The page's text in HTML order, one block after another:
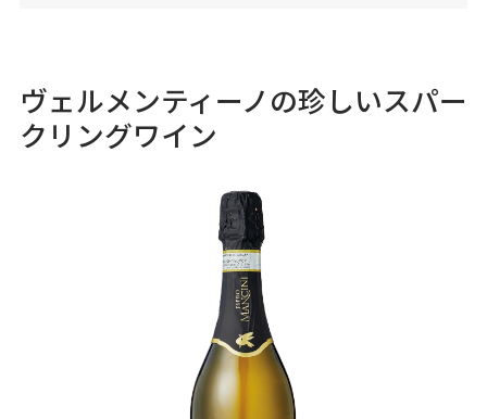
ヴェルメンティーノの珍しいスパー
クリングワイン